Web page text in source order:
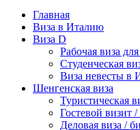
Главная
Виза в Италию
Виза D
Рабочая виза
Студенческая
Виза невесты в
Шенгенская виза
Туристическая
Гостевой визит
Деловая виза /